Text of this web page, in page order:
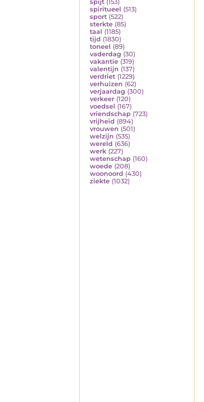
spijt (153)
spiritueel (513)
sport (522)
sterkte (85)
taal (1185)
tijd (1830)
toneel (89)
vaderdag (30)
vakantie (319)
valentijn (137)
verdriet (1229)
verhuizen (62)
verjaardag (300)
verkeer (120)
voedsel (167)
vriendschap (723)
vrijheid (894)
vrouwen (501)
welzijn (535)
wereld (636)
werk (227)
wetenschap (160)
woede (208)
woonoord (430)
ziekte (1032)